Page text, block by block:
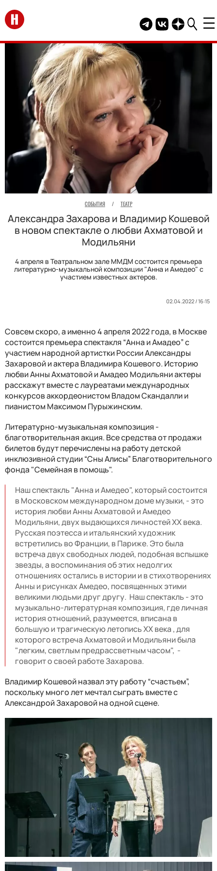
Перейти на главную
Telegram канал
Группа HELLO
Канал
СОБЫТИЯ / ТЕАТР
Александра Захарова и Владимир Кошевой
в новом спектакле о любви Ахматовой и
Модильяни
4 апреля в Театральном зале ММДМ состоится премьера
литературно-музыкальной композиции "Анна и Амедео" с
участием известных актеров.
02.04.2022 / 16:15
Совсем скоро, а именно 4 апреля 2022 года, в Москве
состоится премьера спектакля “Анна и Амадео” с
участием народной артистки России Александры
Захаровой и актера Владимира Кошевого. Историю
любви Анны Ахматовой и Амадео Модильяни актеры
расскажут вместе с лауреатами международных
конкурсов аккордеонистом Владом Скандалли и
пианистом Максимом Пурыжинским.
Литературно-музыкальная композиция -
благотворительная акция. Все средства от продажи
билетов будут перечислены на работу детской
инклюзивной студии “Сны Алисы” Благотворительного
фонда "Семейная в помощь".
Наш спектакль "Анна и Амедео", который состоится
в Московском международном доме музыки, - это
история любви Анны Ахматовой и Амедео
Модильяни, двух выдающихся личностей ХХ века.
Русская поэтесса и итальянский художник
встретились во Франции, в Париже. Это была
встреча двух свободных людей, подобная вспышке
звезды, а воспоминания об этих недолгих
отношениях остались в истории и в стихотворениях
Анны и рисунках Амедео, посвященных этими
великими людьми друг другу. Наш спектакль - это
музыкально-литературная композиция, где личная
история отношений, разумеется, вписана в
большую и трагическую летопись ХХ века , для
которого встреча Ахматовой и Модильяни была
"легким, светлым предрассветным часом", -
говорит о своей работе Захарова.
Владимир Кошевой назвал эту работу “счастьем”,
поскольку много лет мечтал сыграть вместе с
Александрой Захаровой на одной сцене.